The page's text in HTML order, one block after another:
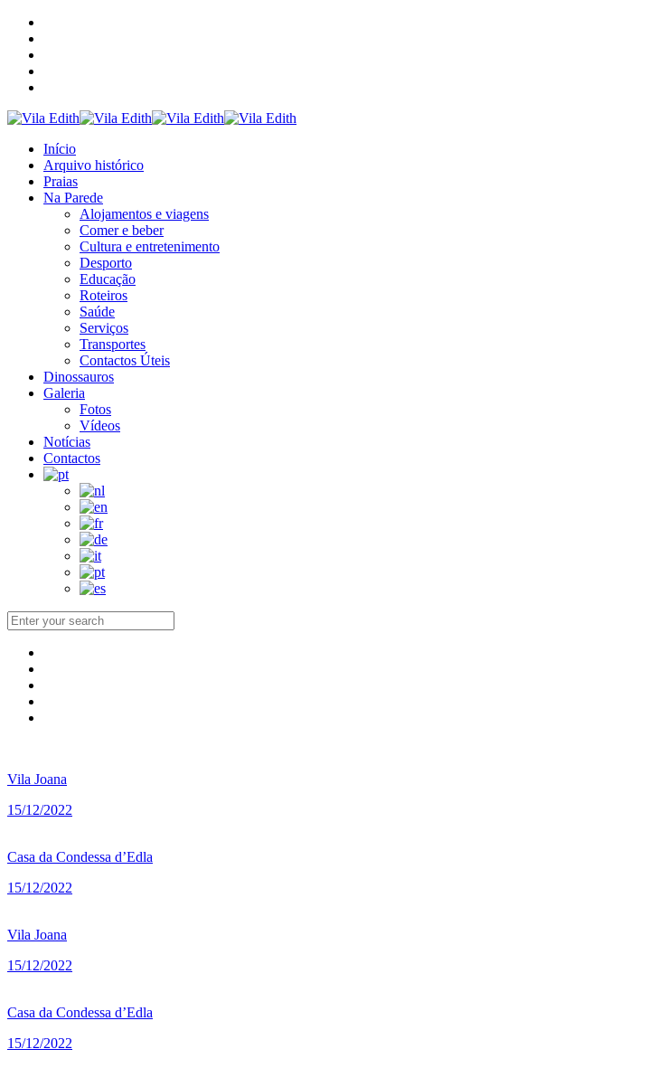
Início
Arquivo histórico
Praias
Na Parede
Alojamentos e viagens
Comer e beber
Cultura e entretenimento
Desporto
Educação
Roteiros
Saúde
Serviços
Transportes
Contactos Úteis
Dinossauros
Galeria
Fotos
Vídeos
Notícias
Contactos
Vila Joana
15/12/2022
Casa da Condessa d’Edla
15/12/2022
Vila Joana
15/12/2022
Casa da Condessa d’Edla
15/12/2022